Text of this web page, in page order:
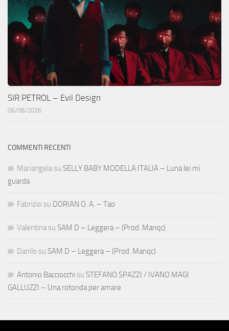
SIR PETROL – Evil Design
06/08/2026
COMMENTI RECENTI
Mariangela su SELLY BABY MODELLA ITALIA – Luna lei mi
guarda
Fabrizio su DORIAN O. A. – Tao
Valentina su SAM D – Leggera – (Prod. Manqc)
Danilo su SAM D – Leggera – (Prod. Manqc)
Antonio Bacciocchi su STEFANO SPAZZI / IVANO MAGI
GALLUZZI – Una rotonda per amare